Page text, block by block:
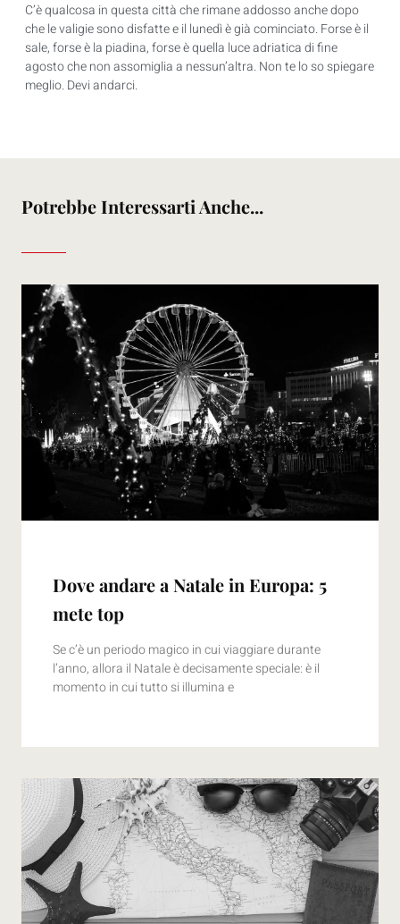
C’è qualcosa in questa città che rimane addosso anche dopo
che le valigie sono disfatte e il lunedì è già cominciato. Forse è il
sale, forse è la piadina, forse è quella luce adriatica di fine
agosto che non assomiglia a nessun’altra. Non te lo so spiegare
meglio. Devi andarci.
Potrebbe Interessarti Anche...
Dove andare a Natale in Europa: 5
mete top
Se c’è un periodo magico in cui viaggiare durante
l’anno, allora il Natale è decisamente speciale: è il
momento in cui tutto si illumina e